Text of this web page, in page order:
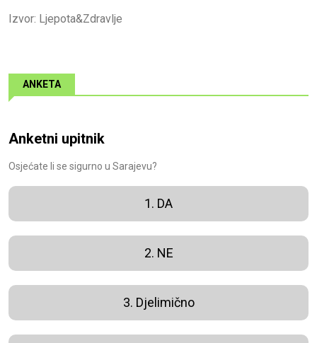
Izvor: Ljepota&Zdravlje
ANKETA
Anketni upitnik
Osjećate li se sigurno u Sarajevu?
1. DA
2. NE
3. Djelimično